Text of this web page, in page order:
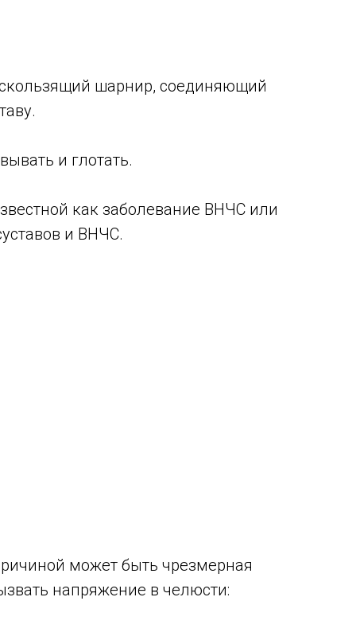
шарнир, соединяющий
и глотать.
как заболевание ВНЧС или
и ВНЧС.
может быть чрезмерная
напряжение в челюсти: